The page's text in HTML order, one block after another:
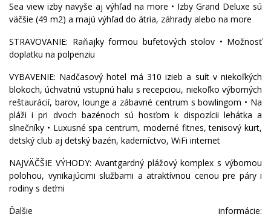
Sea view izby navyše aj výhľad na more • Izby Grand Deluxe sú
väčšie (49 m2) a majú výhľad do átria, záhrady alebo na more
STRAVOVANIE: Raňajky formou bufetových stolov • Možnosť
doplatku na polpenziu
VYBAVENIE: Nadčasový hotel má 310 izieb a suít v niekoľkých
blokoch, úchvatnú vstupnú halu s recepciou, niekoľko výborných
reštaurácií, barov, lounge a zábavné centrum s bowlingom • Na
pláži i pri dvoch bazénoch sú hosťom k dispozícii lehátka a
slnečníky • Luxusné spa centrum, moderné fitnes, tenisový kurt,
detský club aj detský bazén, kaderníctvo, WiFi internet
NAJVÄČŠIE VÝHODY: Avantgardný plážový komplex s výbornou
polohou, vynikajúcimi službami a atraktívnou cenou pre páry i
rodiny s deťmi
Ďalšie informácie: